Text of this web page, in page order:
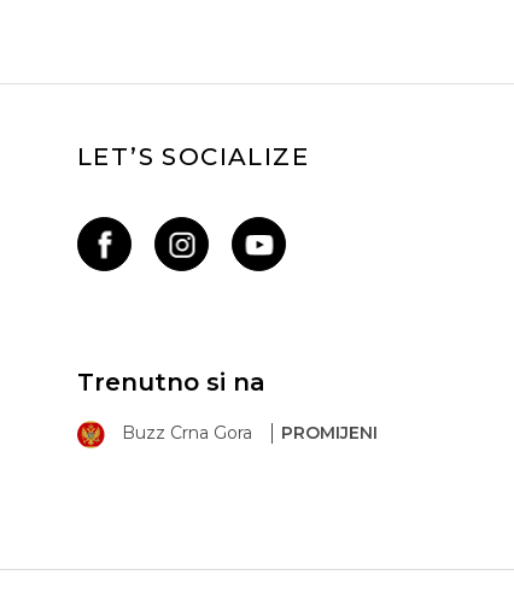
LET’S SOCIALIZE
Trenutno si na
Buzz Crna Gora PROMIJENI